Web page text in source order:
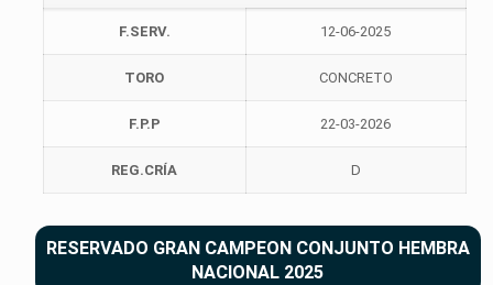
F.SERV. 12-06-2025
TORO CONCRETO
F.P.P 22-03-2026
REG.CRÍA D
RESERVADO GRAN CAMPEON CONJUNTO HEMBRA
NACIONAL 2025